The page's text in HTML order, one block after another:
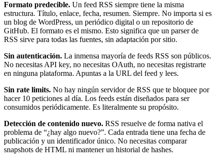
Formato predecible. Un feed RSS siempre tiene la misma
estructura. Título, enlace, fecha, resumen. Siempre. No importa si es
un blog de WordPress, un periódico digital o un repositorio de
GitHub. El formato es el mismo. Esto significa que un parser de
RSS sirve para todas las fuentes, sin adaptación por sitio.
Sin autenticación. La inmensa mayoría de feeds RSS son públicos.
No necesitas API key, no necesitas OAuth, no necesitas registrarte
en ninguna plataforma. Apuntas a la URL del feed y lees.
Sin rate limits. No hay ningún servidor de RSS que te bloquee por
hacer 10 peticiones al día. Los feeds están diseñados para ser
consumidos periódicamente. Es literalmente su propósito.
Detección de contenido nuevo. RSS resuelve de forma nativa el
problema de “¿hay algo nuevo?”. Cada entrada tiene una fecha de
publicación y un identificador único. No necesitas comparar
snapshots de HTML ni mantener un historial de hashes.